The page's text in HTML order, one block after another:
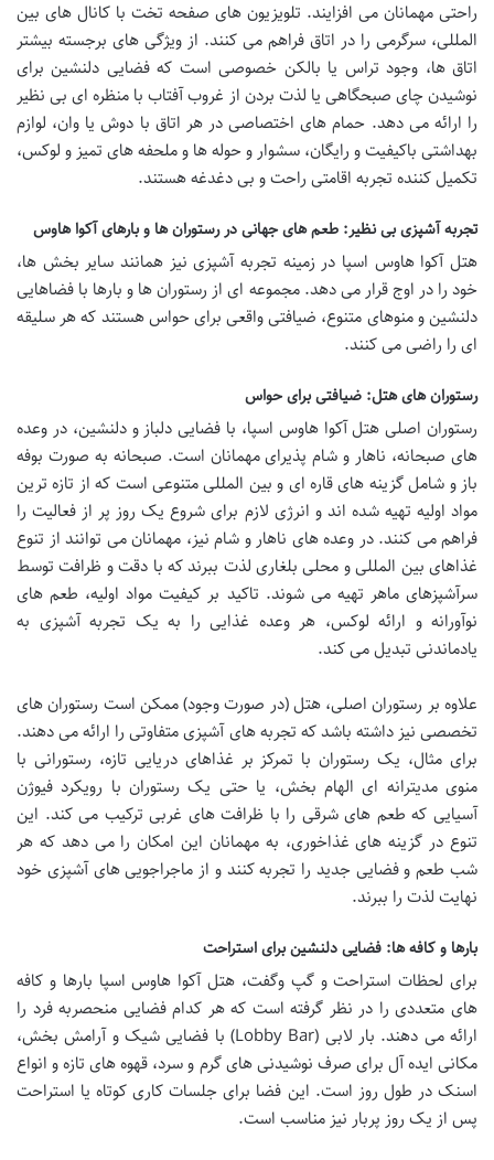
راحتی مهمانان می افزایند. تلویزیون های صفحه تخت با کانال های بین
المللی، سرگرمی را در اتاق فراهم می کنند. از ویژگی های برجسته بیشتر
اتاق ها، وجود تراس یا بالکن خصوصی است که فضایی دلنشین برای
نوشیدن چای صبحگاهی یا لذت بردن از غروب آفتاب با منظره ای بی نظیر
را ارائه می دهد. حمام های اختصاصی در هر اتاق با دوش یا وان، لوازم
بهداشتی باکیفیت و رایگان، سشوار و حوله ها و ملحفه های تمیز و لوکس،
تکمیل کننده تجربه اقامتی راحت و بی دغدغه هستند.
تجربه آشپزی بی نظیر: طعم های جهانی در رستوران ها و بارهای آکوا هاوس
هتل آکوا هاوس اسپا در زمینه تجربه آشپزی نیز همانند سایر بخش ها،
خود را در اوج قرار می دهد. مجموعه ای از رستوران ها و بارها با فضاهایی
دلنشین و منوهای متنوع، ضیافتی واقعی برای حواس هستند که هر سلیقه
ای را راضی می کنند.
رستوران های هتل: ضیافتی برای حواس
رستوران اصلی هتل آکوا هاوس اسپا، با فضایی دلباز و دلنشین، در وعده
های صبحانه، ناهار و شام پذیرای مهمانان است. صبحانه به صورت بوفه
باز و شامل گزینه های قاره ای و بین المللی متنوعی است که از تازه ترین
مواد اولیه تهیه شده اند و انرژی لازم برای شروع یک روز پر از فعالیت را
فراهم می کنند. در وعده های ناهار و شام نیز، مهمانان می توانند از تنوع
غذاهای بین المللی و محلی بلغاری لذت ببرند که با دقت و ظرافت توسط
سرآشپزهای ماهر تهیه می شوند. تاکید بر کیفیت مواد اولیه، طعم های
نوآورانه و ارائه لوکس، هر وعده غذایی را به یک تجربه آشپزی به
یادماندنی تبدیل می کند.
علاوه بر رستوران اصلی، هتل (در صورت وجود) ممکن است رستوران های
تخصصی نیز داشته باشد که تجربه های آشپزی متفاوتی را ارائه می دهند.
برای مثال، یک رستوران با تمرکز بر غذاهای دریایی تازه، رستورانی با
منوی مدیترانه ای الهام بخش، یا حتی یک رستوران با رویکرد فیوژن
آسیایی که طعم های شرقی را با ظرافت های غربی ترکیب می کند. این
تنوع در گزینه های غذاخوری، به مهمانان این امکان را می دهد که هر
شب طعم و فضایی جدید را تجربه کنند و از ماجراجویی های آشپزی خود
نهایت لذت را ببرند.
بارها و کافه ها: فضایی دلنشین برای استراحت
برای لحظات استراحت و گپ وگفت، هتل آکوا هاوس اسپا بارها و کافه
های متعددی را در نظر گرفته است که هر کدام فضایی منحصربه فرد را
ارائه می دهند. بار لابی (Lobby Bar) با فضایی شیک و آرامش بخش،
مکانی ایده آل برای صرف نوشیدنی های گرم و سرد، قهوه های تازه و انواع
اسنک در طول روز است. این فضا برای جلسات کاری کوتاه یا استراحت
پس از یک روز پربار نیز مناسب است.